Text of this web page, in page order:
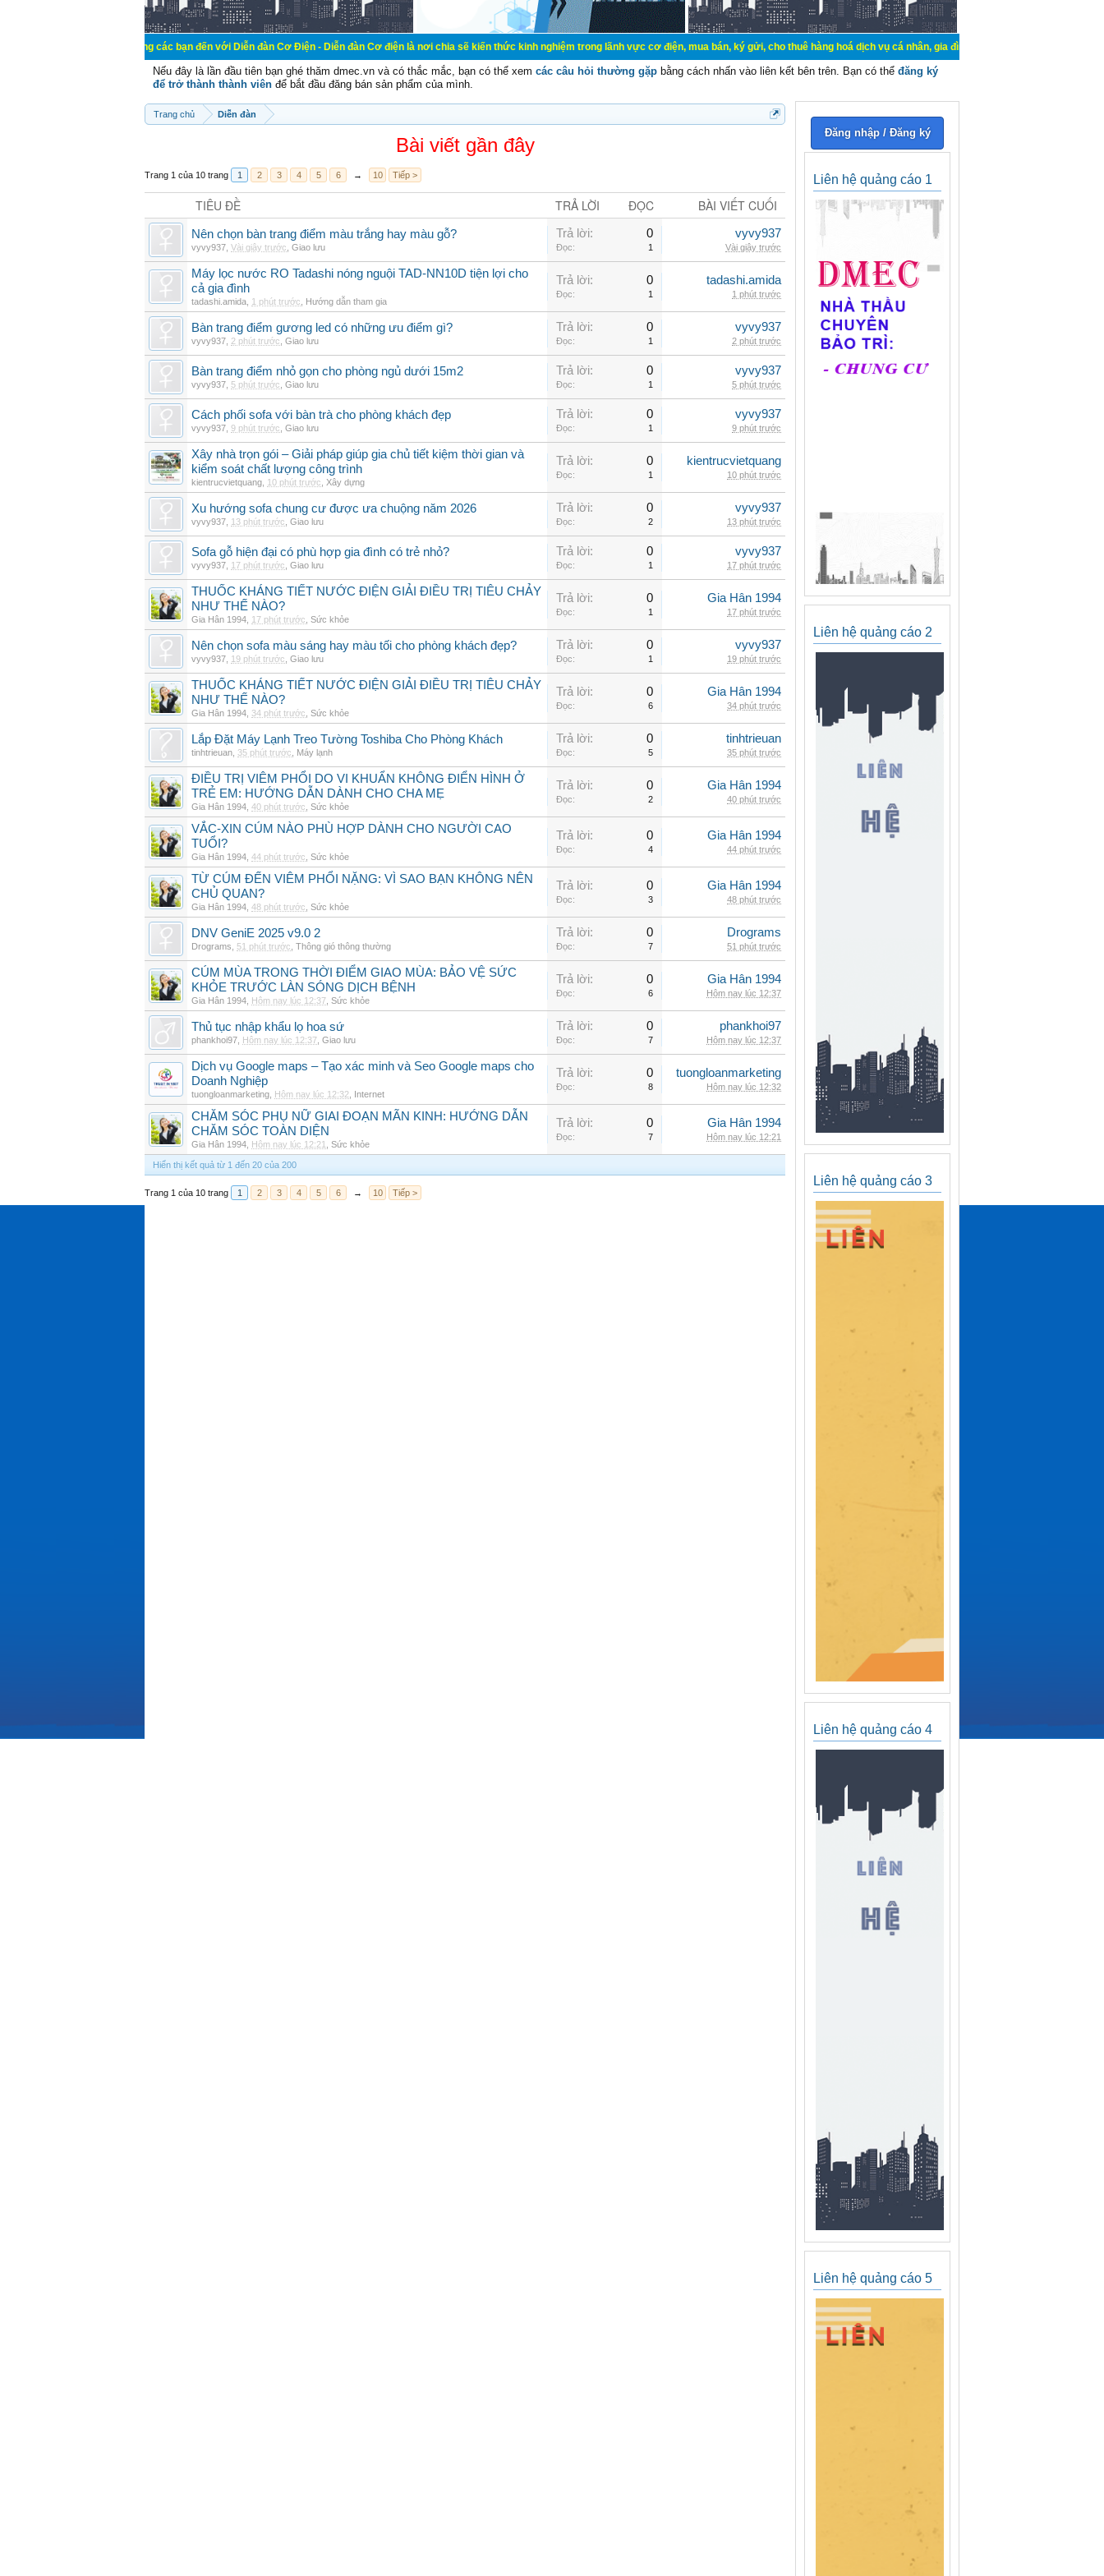
Chào mừng các bạn đến với Diễn đàn Cơ Điện - Diễn đàn Cơ điện là nơi chia sẽ kiến thức kinh nghiệm trong lãnh vực cơ điện, mua bán, ký gửi, cho thuê hàng hoá dịch vụ cá nhân, gia đình. Mua bán, ký gửi, cho thuê thiết bị
Nếu đây là lần đầu tiên bạn ghé thăm dmec.vn và có thắc mắc, bạn có thể xem các câu hỏi thường gặp bằng cách nhấn vào liên kết bên trên. Bạn có thể đăng ký
để trở thành thành viên để bắt đầu đăng bán sản phẩm của mình.
Trang chủ Diễn đàn
Bài viết gần đây
Trang 1 của 10 trang 1 2 3 4 5 6 → 10 Tiếp >
TIÊU ĐỀ TRẢ LỜI ĐỌC BÀI VIẾT CUỐI
Nên chọn bàn trang điểm màu trắng hay màu gỗ?
vyvy937 Vài giây trước Giao lưu
Trả lời: 0
Đọc: 1
vyvy937
Vài giây trước
Máy lọc nước RO Tadashi nóng nguội TAD-NN10D tiện lợi cho
cả gia đình
tadashi.amida 1 phút trước Hướng dẫn tham gia
Trả lời: 0
Đọc: 1
tadashi.amida
1 phút trước
Bàn trang điểm gương led có những ưu điểm gì?
vyvy937 2 phút trước Giao lưu
Trả lời: 0
Đọc: 1
vyvy937
2 phút trước
Bàn trang điểm nhỏ gọn cho phòng ngủ dưới 15m2
vyvy937 5 phút trước Giao lưu
Trả lời: 0
Đọc: 1
vyvy937
5 phút trước
Cách phối sofa với bàn trà cho phòng khách đẹp
vyvy937 9 phút trước Giao lưu
Trả lời: 0
Đọc: 1
vyvy937
9 phút trước
Xây nhà trọn gói – Giải pháp giúp gia chủ tiết kiệm thời gian và
kiểm soát chất lượng công trình
kientrucvietquang 10 phút trước Xây dựng
Trả lời: 0
Đọc: 1
kientrucvietquang
10 phút trước
Xu hướng sofa chung cư được ưa chuộng năm 2026
vyvy937 13 phút trước Giao lưu
Trả lời: 0
Đọc: 2
vyvy937
13 phút trước
Sofa gỗ hiện đại có phù hợp gia đình có trẻ nhỏ?
vyvy937 17 phút trước Giao lưu
Trả lời: 0
Đọc: 1
vyvy937
17 phút trước
THUỐC KHÁNG TIẾT NƯỚC ĐIỆN GIẢI ĐIỀU TRỊ TIÊU CHẢY
NHƯ THẾ NÀO?
Gia Hân 1994 17 phút trước Sức khỏe
Trả lời: 0
Đọc: 1
Gia Hân 1994
17 phút trước
Nên chọn sofa màu sáng hay màu tối cho phòng khách đẹp?
vyvy937 19 phút trước Giao lưu
Trả lời: 0
Đọc: 1
vyvy937
19 phút trước
THUỐC KHÁNG TIẾT NƯỚC ĐIỆN GIẢI ĐIỀU TRỊ TIÊU CHẢY
NHƯ THẾ NÀO?
Gia Hân 1994 34 phút trước Sức khỏe
Trả lời: 0
Đọc: 6
Gia Hân 1994
34 phút trước
Lắp Đặt Máy Lạnh Treo Tường Toshiba Cho Phòng Khách
tinhtrieuan 35 phút trước Máy lạnh
Trả lời: 0
Đọc: 5
tinhtrieuan
35 phút trước
ĐIỀU TRỊ VIÊM PHỔI DO VI KHUẨN KHÔNG ĐIỂN HÌNH Ở
TRẺ EM: HƯỚNG DẪN DÀNH CHO CHA MẸ
Gia Hân 1994 40 phút trước Sức khỏe
Trả lời: 0
Đọc: 2
Gia Hân 1994
40 phút trước
VẮC-XIN CÚM NÀO PHÙ HỢP DÀNH CHO NGƯỜI CAO
TUỔI?
Gia Hân 1994 44 phút trước Sức khỏe
Trả lời: 0
Đọc: 4
Gia Hân 1994
44 phút trước
TỪ CÚM ĐẾN VIÊM PHỔI NẶNG: VÌ SAO BẠN KHÔNG NÊN
CHỦ QUAN?
Gia Hân 1994 48 phút trước Sức khỏe
Trả lời: 0
Đọc: 3
Gia Hân 1994
48 phút trước
DNV GeniE 2025 v9.0 2
Drograms 51 phút trước Thông gió thông thường
Trả lời: 0
Đọc: 7
Drograms
51 phút trước
CÚM MÙA TRONG THỜI ĐIỂM GIAO MÙA: BẢO VỆ SỨC
KHỎE TRƯỚC LÀN SÓNG DỊCH BỆNH
Gia Hân 1994 Hôm nay lúc 12:37 Sức khỏe
Trả lời: 0
Đọc: 6
Gia Hân 1994
Hôm nay lúc 12:37
Thủ tục nhập khẩu lọ hoa sứ
phankhoi97 Hôm nay lúc 12:37 Giao lưu
Trả lời: 0
Đọc: 7
phankhoi97
Hôm nay lúc 12:37
Dịch vụ Google maps – Tạo xác minh và Seo Google maps cho
Doanh Nghiệp
tuongloanmarketing Hôm nay lúc 12:32 Internet
Trả lời: 0
Đọc: 8
tuongloanmarketing
Hôm nay lúc 12:32
CHĂM SÓC PHỤ NỮ GIAI ĐOẠN MÃN KINH: HƯỚNG DẪN
CHĂM SÓC TOÀN DIỆN
Gia Hân 1994 Hôm nay lúc 12:21 Sức khỏe
Trả lời: 0
Đọc: 7
Gia Hân 1994
Hôm nay lúc 12:21
Hiển thị kết quả từ 1 đến 20 của 200
Trang 1 của 10 trang 1 2 3 4 5 6 → 10 Tiếp >
Đăng nhập / Đăng ký
Liên hệ quảng cáo 1
Liên hệ quảng cáo 2
Liên hệ quảng cáo 3
Liên hệ quảng cáo 4
Liên hệ quảng cáo 5